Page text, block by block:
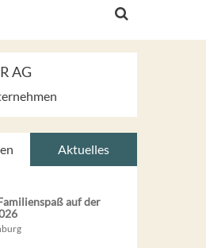
AG
Aktuelles
auf der